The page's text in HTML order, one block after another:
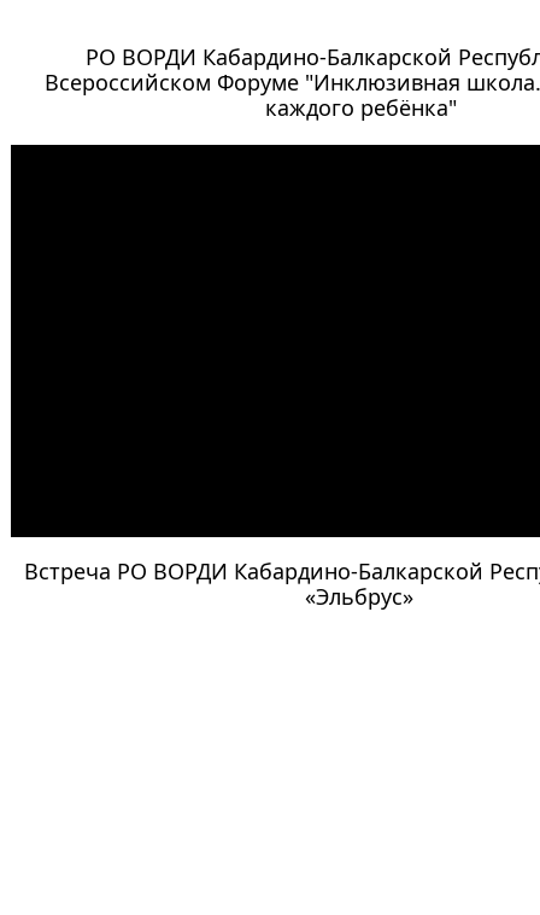
РО ВОРДИ Кабардино-Балкарской
Всероссийском Форуме "Инклюзивная
каждого ребёнка"
Встреча РО ВОРДИ Кабардино-Балкарской
«Эльбрус»